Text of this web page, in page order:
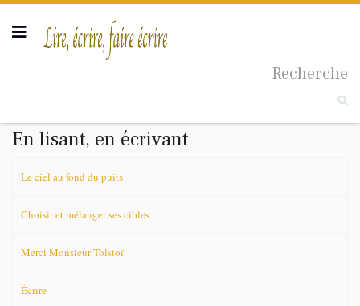
Recherche
En lisant, en écrivant
Le ciel au fond du puits
Choisir et mélanger ses cibles
Merci Monsieur Tolstoï
Écrire